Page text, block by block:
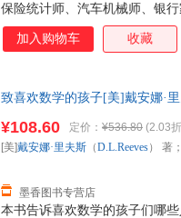
保险统计师、汽车机械师、银
加入购物车 收藏
致喜欢数学的孩子[美]戴安娜·
电子发票！
本书告诉喜欢数学的孩子们哪
¥108.60 定价： ¥536.80 (2.03
墨香图书专营店
[美]戴安娜·里夫斯 （D.L.Reeves） 著